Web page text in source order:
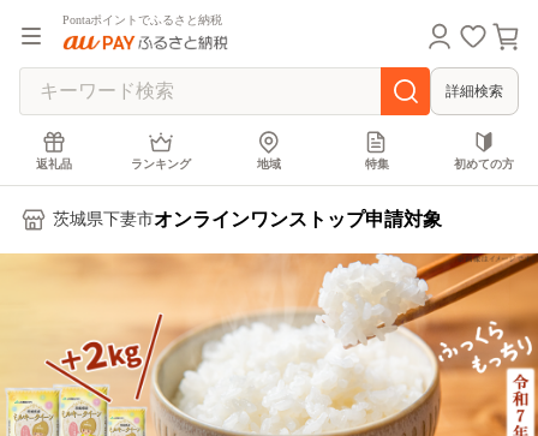
Pontaポイントでふるさと納税
詳細検索
返礼品 ランキング 地域 特集 初めての方
茨城県下妻市オンラインワンストップ申請対象